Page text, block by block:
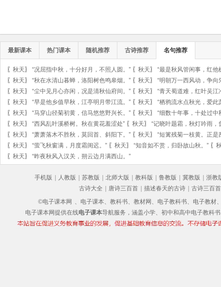
最新课本 热门课本 随机推荐 古诗推荐 名句推荐
〖 秋天〗 “况屈指中秋，十分好月，不照人圆。” 〖 秋天〗 “最是秋风管闲事，红他
〖 秋天〗 “秋在水清山暮蝉，洛阳树色鸣皋烟。” 〖 秋天〗 “明朝万一西风动，争向
〖 秋天〗 “尘中见月心亦闲，况是清秋仙府间。” 〖 秋天〗 “青天蜀道难，红叶吴江
〖 秋天〗 “早是他乡值早秋，江亭明月带江流。” 〖 秋天〗 “栖鸦流水点秋光，爱此
〖 秋天〗 “马穿山径菊初黄，信马悠悠野兴长。” 〖 秋天〗 “细数十年事，十处过中
〖 秋天〗 “西风乱叶溪桥树。秋在黄花羞涩处” 〖 秋天〗 “记晓叶题霜，秋灯吟雨，
〖 秋天〗 “萧萧落木不胜秋，莫回首、斜阳下。” 〖 秋天〗 “短篱残菊一枝黄。正是
〖 秋天〗 “萤飞秋窗满，月度霜闺迟。” 〖 秋天〗 “知音如不赏，归卧故山秋。” 〖
〖 秋天〗 “昨夜秋风入汉关，朔云边月满西山。”
手机版 人教版 苏教版 北师大版 教科版 鲁教版 冀教版
浙教
古诗大全
唐诗三百首 描述春天的古诗
古诗三百首
©电子课本网 、电子课本、教科书、教材网、电子教科书、电子教材
电子课本网提供在线电子课本导航服务，涵盖小学、初中和高中电子教科